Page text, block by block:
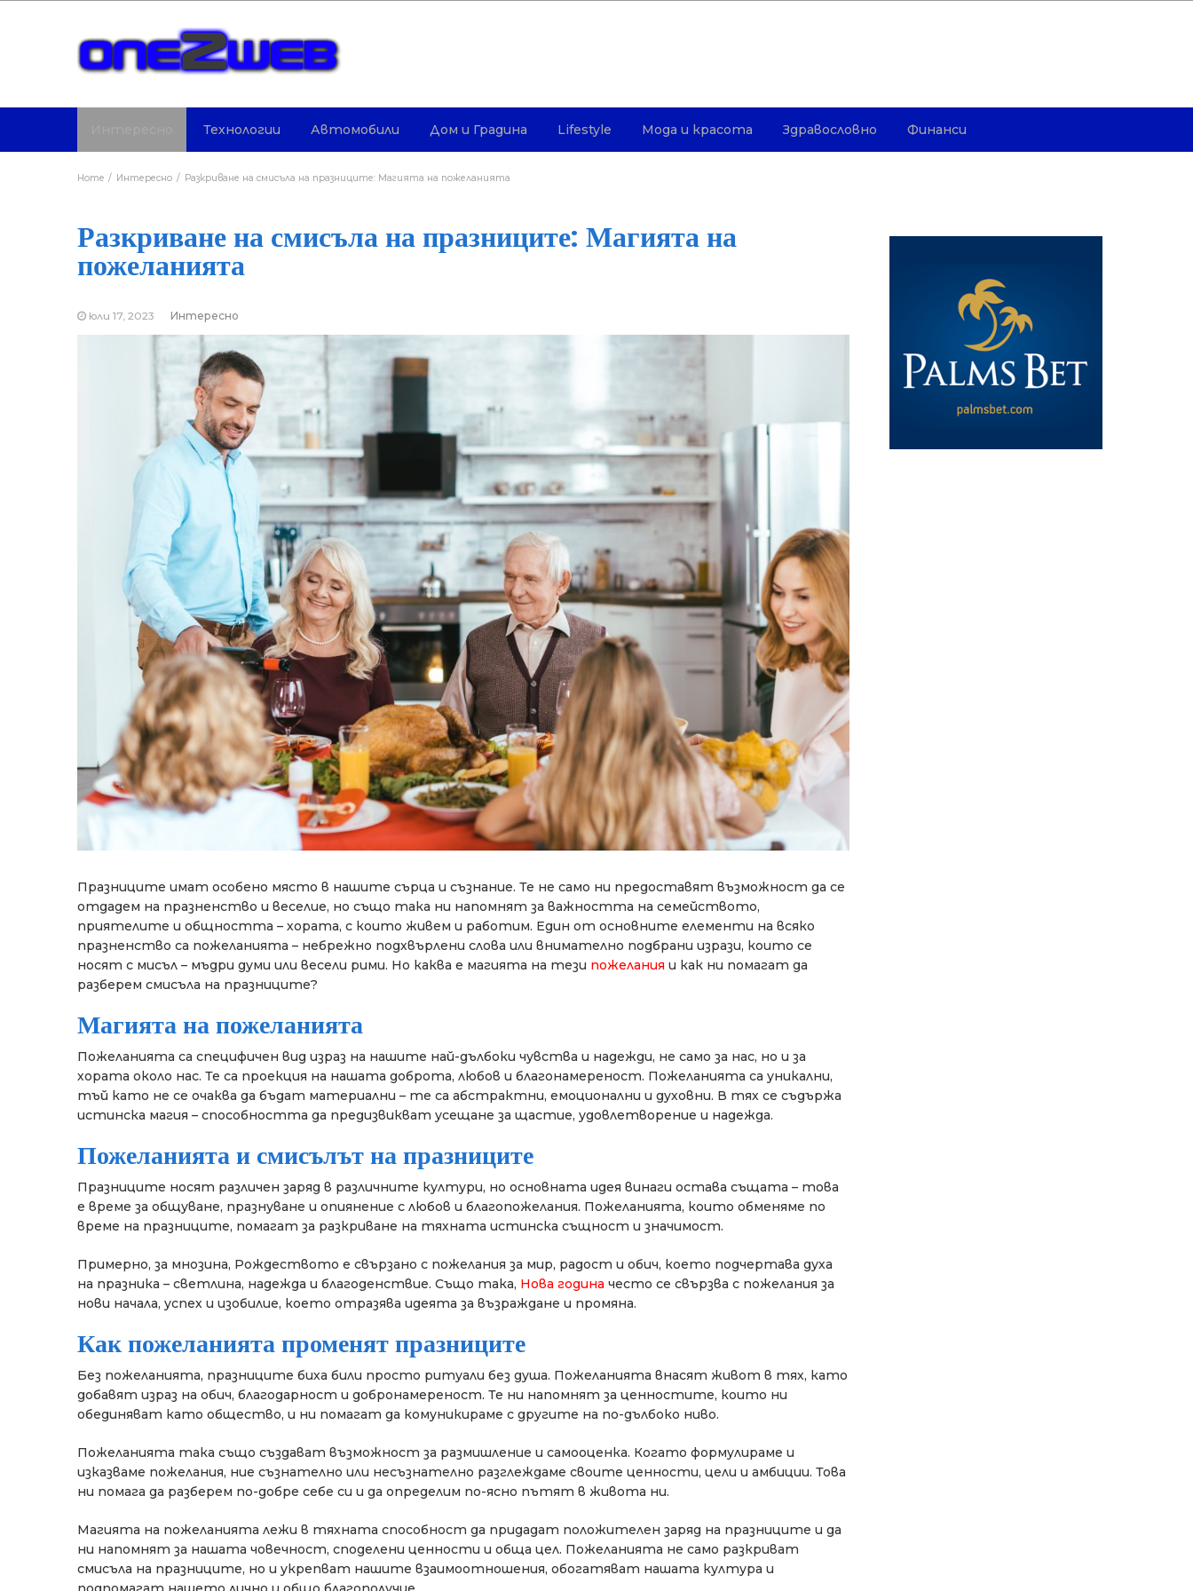
Технологии Автомобили Дом и Градина Lifestyle Мода и красота Здравословно Финанси
Home Интересно Разкриване на смисъла на празниците: Магията на пожеланията
Разкриване на смисъла на празниците: Магията на
пожеланията
юли 17, 2023 Интересно
Празниците имат особено място в нашите сърца и съзнание. Те не само ни предоставят възможност да се
отдадем на празненство и веселие, но също така ни напомнят за важността на семейството,
приятелите и общността – хората, с които живем и работим. Един от основните елементи на всяко
празненство са пожеланията – небрежно подхвърлени слова или внимателно подбрани изрази, които се
носят с мисъл – мъдри думи или весели рими. Но каква е магията на тези пожелания и как ни помагат да
разберем смисъла на празниците?
Магията на пожеланията
Пожеланията са специфичен вид израз на нашите най-дълбоки чувства и надежди, не само за нас, но и за
хората около нас. Те са проекция на нашата доброта, любов и благонамереност. Пожеланията са уникални,
тъй като не се очаква да бъдат материални – те са абстрактни, емоционални и духовни. В тях се съдържа
истинска магия – способността да предизвикват усещане за щастие, удовлетворение и надежда.
Пожеланията и смисълът на празниците
Празниците носят различен заряд в различните култури, но основната идея винаги остава същата – това
е време за общуване, празнуване и опиянение с любов и благопожелания. Пожеланията, които обменяме по
време на празниците, помагат за разкриване на тяхната истинска същност и значимост.
Примерно, за мнозина, Рождеството е свързано с пожелания за мир, радост и обич, което подчертава духа
на празника – светлина, надежда и благоденствие. Също така, Нова година често се свързва с пожелания за
нови начала, успех и изобилие, което отразява идеята за възраждане и промяна.
Как пожеланията променят празниците
Без пожеланията, празниците биха били просто ритуали без душа. Пожеланията внасят живот в тях, като
добавят израз на обич, благодарност и добронамереност. Те ни напомнят за ценностите, които ни
обединяват като общество, и ни помагат да комуникираме с другите на по-дълбоко ниво.
Пожеланията така също създават възможност за размишление и самооценка. Когато формулираме и
изказваме пожелания, ние съзнателно или несъзнателно разглеждаме своите ценности, цели и амбиции. Това
ни помага да разберем по-добре себе си и да определим по-ясно пътят в живота ни.
Магията на пожеланията лежи в тяхната способност да придадат положителен заряд на празниците и да
ни напомнят за нашата човечност, споделени ценности и обща цел. Пожеланията не само разкриват
смисъла на празниците, но и укрепват нашите взаимоотношения, обогатяват нашата култура и